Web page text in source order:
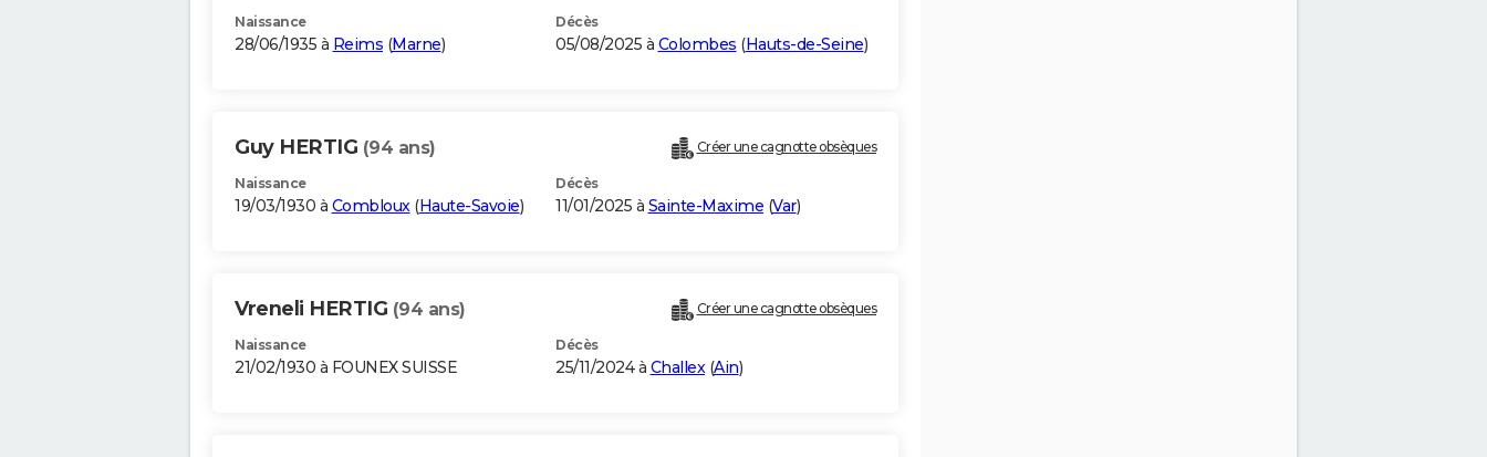
Naissance
28/06/1935 à Reims (Marne)
Décès
05/08/2025 à Colombes (Hauts-de-Seine)
Guy HERTIG (94 ans) Créer une cagnotte obsèques
Naissance
19/03/1930 à Combloux(Haute-Savoie)
Décès
11/01/2025 à Sainte-Maxime (Var)
Vreneli HERTIG (94 ans) Créer une cagnotte obsèques
Naissance
21/02/1930 à FOUNEX SUISSE
Décès
25/11/2024 à Challex(Ain)